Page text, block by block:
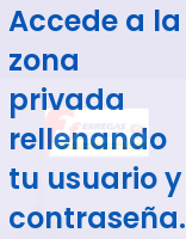
Accede a la
zona
privada
rellenando
tu usuario y
contraseña.